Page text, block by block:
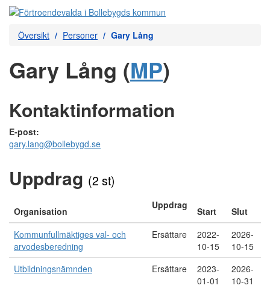
Översikt Personer Gary Lång
Gary Lång (MP)
Kontaktinformation
E-post:
gary.lang@bollebygd.se
Uppdrag (2 st)
Organisation
Uppdrag
Start
Slut
Kommunfullmäktiges val- och
arvodesberedning
Ersättare
2022-
10-15
2026-
10-15
Utbildningsnämnden
Ersättare
2023-
01-01
2026-
10-31